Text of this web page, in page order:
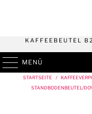
KAFFEEBEUTEL
MENÜ
STARTSEITE /
STANDBODENBEUTEL/